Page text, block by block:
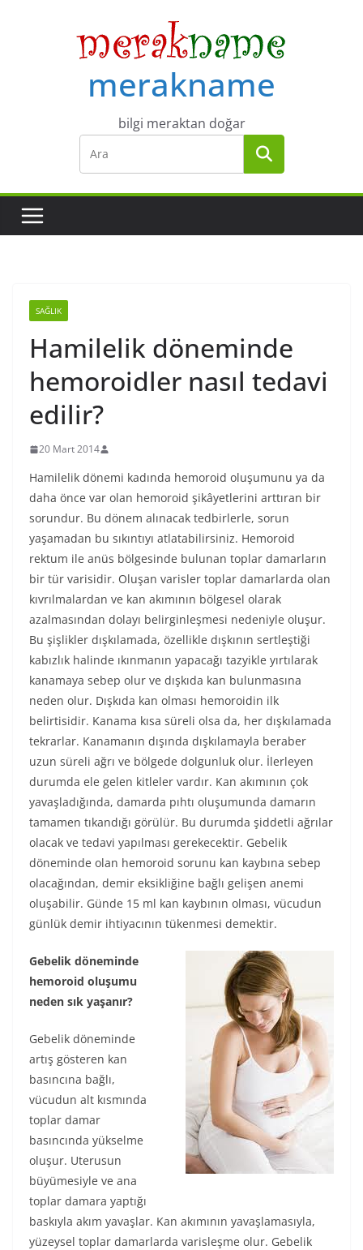
merakname
bilgi meraktan doğar
SAĞLIK
Hamilelik döneminde
hemoroidler nasıl tedavi
edilir?
20 Mart 2014
Hamilelik dönemi kadında hemoroid oluşumunu ya da
daha önce var olan hemoroid şikâyetlerini arttıran bir
sorundur. Bu dönem alınacak tedbirlerle, sorun
yaşamadan bu sıkıntıyı atlatabilirsiniz. Hemoroid
rektum ile anüs bölgesinde bulunan toplar damarların
bir tür varisidir. Oluşan varisler toplar damarlarda olan
kıvrılmalardan ve kan akımının bölgesel olarak
azalmasından dolayı belirginleşmesi nedeniyle oluşur.
Bu şişlikler dışkılamada, özellikle dışkının sertleştiği
kabızlık halinde ıkınmanın yapacağı tazyikle yırtılarak
kanamaya sebep olur ve dışkıda kan bulunmasına
neden olur. Dışkıda kan olması hemoroidin ilk
belirtisidir. Kanama kısa süreli olsa da, her dışkılamada
tekrarlar. Kanamanın dışında dışkılamayla beraber
uzun süreli ağrı ve bölgede dolgunluk olur. İlerleyen
durumda ele gelen kitleler vardır. Kan akımının çok
yavaşladığında, damarda pıhtı oluşumunda damarın
tamamen tıkandığı görülür. Bu durumda şiddetli ağrılar
olacak ve tedavi yapılması gerekecektir. Gebelik
döneminde olan hemoroid sorunu kan kaybına sebep
olacağından, demir eksikliğine bağlı gelişen anemi
oluşabilir. Günde 15 ml kan kaybının olması, vücudun
günlük demir ihtiyacının tükenmesi demektir.
Gebelik döneminde
hemoroid oluşumu
neden sık yaşanır?
Gebelik döneminde
artış gösteren kan
basıncına bağlı,
vücudun alt kısmında
toplar damar
basıncında yükselme
oluşur. Uterusun
büyümesiyle ve ana
toplar damara yaptığı
baskıyla akım yavaşlar. Kan akımının yavaşlamasıyla,
yüzeysel toplar damarlarda varisleşme olur. Gebelik